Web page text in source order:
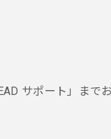
サポート」まで